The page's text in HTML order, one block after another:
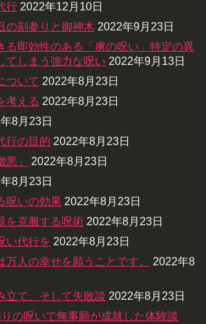
行 2022年12月10日
の刻参りと御神木 2022年9月23日
る即効性のある「虜の呪い」特定の異
てしまう強力な呪い 2022年9月13日
ついて 2022年8月23日
考える 2022年8月23日
8月23日
行の目的 2022年8月23日
」
2022年8月23日
8月23日
呪いの効果 2022年8月23日
を克服する呪術 2022年8月23日
い代行を 2022年8月23日
万人の幸せを願うことです。
2022年8
立て、そして失敗談 2022年8月23日
の呪いで無事願が成就した体験談